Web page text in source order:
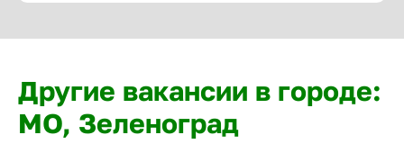
Другие вакансии в городе:
МО, Зеленоград